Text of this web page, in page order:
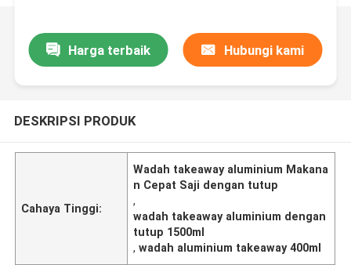
Harga terbaik Hubungi kami
DESKRIPSI PRODUK
Cahaya Tinggi:
Wadah takeaway aluminium Makana
n Cepat Saji dengan tutup
,
wadah takeaway aluminium dengan
tutup 1500ml
,wadah aluminium takeaway 400ml